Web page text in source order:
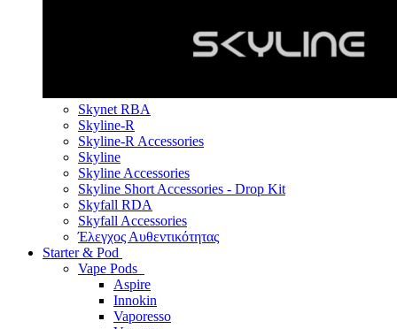
Skynet RBA
Skyline-R
Skyline-R Accessories
Skyline
Skyline Accessories
Skyline Short Accessories - Drop Kit
Skyfall RDA
Skyfall Accessories
Έλεγχος Αυθεντικότητας
Starter & Pod
Vape Pods
Aspire
Innokin
Vaporesso